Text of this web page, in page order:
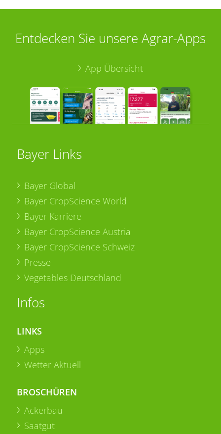
Entdecken Sie unsere Agrar-Apps
App Übersicht
Bayer Links
Bayer Global
Bayer CropScience World
Bayer Karriere
Bayer CropScience Austria
Bayer CropScience Schweiz
Presse
Vegetables Deutschland
Infos
LINKS
Apps
Wetter Aktuell
BROSCHÜREN
Ackerbau
Saatgut